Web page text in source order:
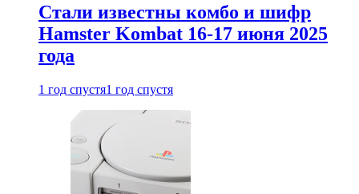
Стали известны комбо и шифр
Hamster Kombat 16-17 июня 2025
года
1 год спустя1 год спустя